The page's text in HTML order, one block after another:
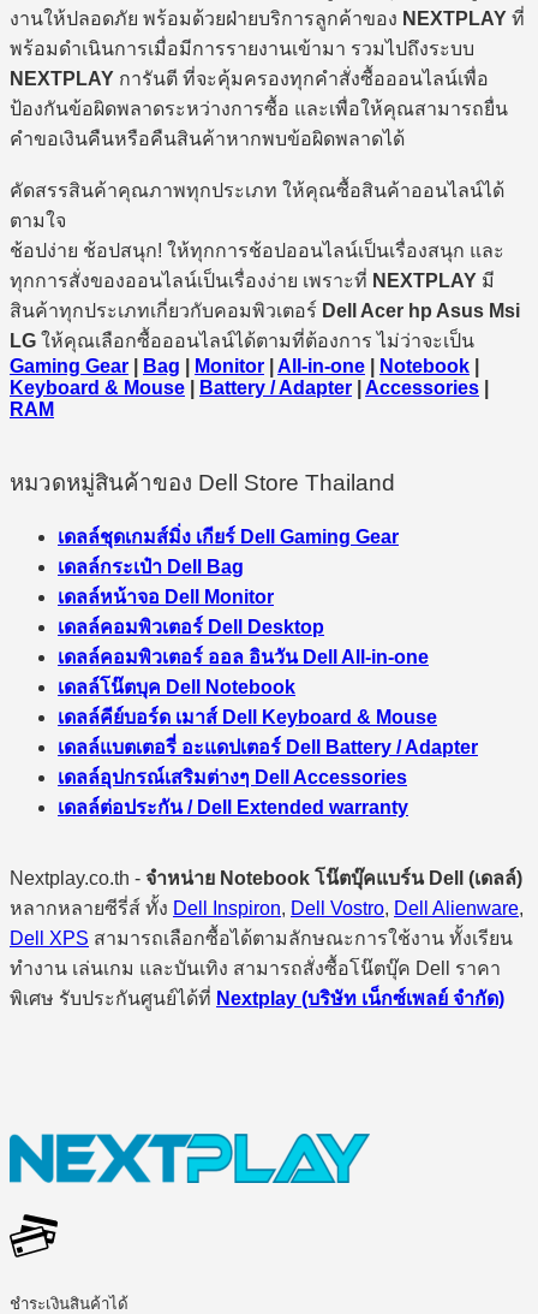
งานให้ปลอดภัย พร้อมด้วยฝ่ายบริการลูกค้าของ NEXTPLAY ที่
พร้อมดำเนินการเมื่อมีการรายงานเข้ามา รวมไปถึงระบบ
NEXTPLAY การันตี ที่จะคุ้มครองทุกคำสั่งซื้อออนไลน์เพื่อ
ป้องกันข้อผิดพลาดระหว่างการซื้อ และเพื่อให้คุณสามารถยื่น
คำขอเงินคืนหรือคืนสินค้าหากพบข้อผิดพลาดได้
คัดสรรสินค้าคุณภาพทุกประเภท ให้คุณซื้อสินค้าออนไลน์ได้
ตามใจ
ช้อปง่าย ช้อปสนุก! ให้ทุกการช้อปออนไลน์เป็นเรื่องสนุก และ
ทุกการสั่งของออนไลน์เป็นเรื่องง่าย เพราะที่ NEXTPLAY มี
สินค้าทุกประเภทเกี่ยวกับคอมพิวเตอร์ Dell Acer hp Asus Msi
LG ให้คุณเลือกซื้อออนไลน์ได้ตามที่ต้องการ ไม่ว่าจะเป็น
Gaming Gear
Bag Monitor All-in-one Notebook
Keyboard & Mouse
Battery / Adapter Accessories
RAM
หมวดหมู่สินค้าของ Dell Store Thailand
เดลล์ชุดเกมส์มิ่ง เกียร์ Dell Gaming Gear
เดลล์กระเป๋า Dell Bag
เดลล์หน้าจอ Dell Monitor
เดลล์คอมพิวเตอร์ Dell Desktop
เดลล์คอมพิวเตอร์ ออล อินวัน Dell All-in-one
เดลล์โน๊ตบุค Dell Notebook
เดลล์คีย์บอร์ด เมาส์ Dell Keyboard & Mouse
เดลล์แบตเตอรี่ อะแดปเตอร์ Dell Battery / Adapter
เดลล์อุปกรณ์เสริมต่างๆ Dell Accessories
เดลล์ต่อประกัน / Dell Extended warranty
Nextplay.co.th - จำหน่าย Notebook โน๊ตบุ๊คแบร์น Dell (เดลล์)
หลากหลายซีรี่ส์ ทั้ง Dell Inspiron, Dell Vostro, Dell Alienware,
Dell XPS สามารถเลือกซื้อได้ตามลักษณะการใช้งาน ทั้งเรียน
ทำงาน เล่นเกม และบันเทิง สามารถสั่งซื้อโน๊ตบุ๊ค Dell ราคา
พิเศษ รับประกันศูนย์ได้ที่ Nextplay (บริษัท เน็กซ์เพลย์ จำกัด)
ชำระเงินสินค้าได้